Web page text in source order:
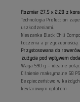
Rozmiar 27.5 x 2.20 z
Technologia ProTection
uszkodzeniami.
Mieszanka Black Chili
toczenia a przyczepnością.
Przystosowana do
zużycia pod wpływem
Waga 590 g – idealne
Ciśnienie maksymalne 58
Bezpieczeństwo w
kevlarowym oplotem.